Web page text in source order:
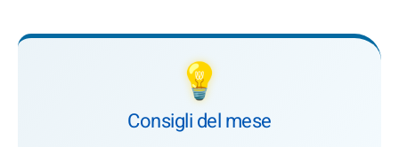
💡
Consigli del mese